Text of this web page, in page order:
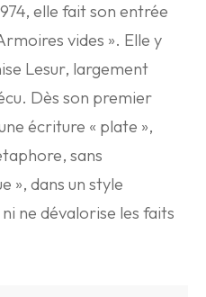
elle fait son entrée
vides ». Elle y
Lesur, largement
Dès son premier
écriture « plate »,
sans
», dans un style
ne dévalorise les faits